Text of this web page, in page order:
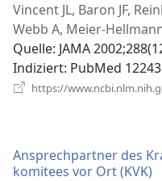
neues
Fenster)
Vincent JL, Baron JF,
Webb A, Meier-
Quelle‎: JAMA
Indiziert‎: PubMed
https://
Ansprechpartner des
komitees vor Ort (KVK)